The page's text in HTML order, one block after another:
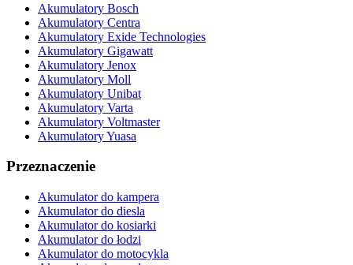
Akumulatory Bosch
Akumulatory Centra
Akumulatory Exide Technologies
Akumulatory Gigawatt
Akumulatory Jenox
Akumulatory Moll
Akumulatory Unibat
Akumulatory Varta
Akumulatory Voltmaster
Akumulatory Yuasa
Przeznaczenie
Akumulator do kampera
Akumulator do diesla
Akumulator do kosiarki
Akumulator do łodzi
Akumulator do motocykla